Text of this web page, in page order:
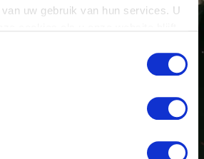
uw gebruik van hun services. U